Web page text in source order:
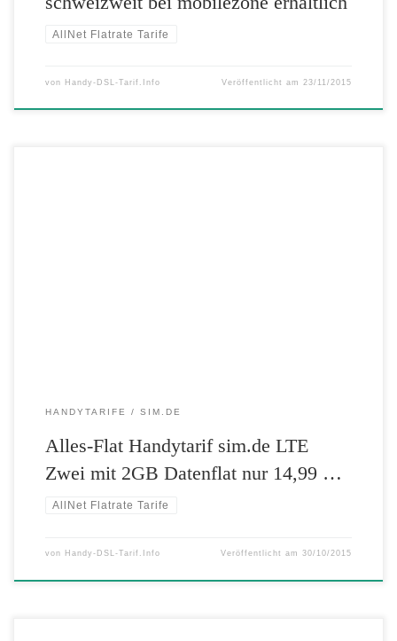
AllNet Flatrate Tarife
von Handy-DSL-Tarif.Info Veröffentlicht am 23/11/2015
HANDYTARIFE SIM.DE
Alles-Flat Handytarif sim.de LTE
Zwei mit 2GB Datenflat nur 14,99 …
AllNet Flatrate Tarife
von Handy-DSL-Tarif.Info Veröffentlicht am30/10/2015